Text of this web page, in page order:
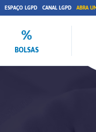
ESPAÇO LGPD CANAL LGPD ABRA
BOLSAS